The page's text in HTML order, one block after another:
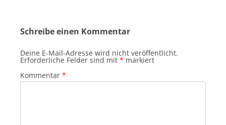
Schreibe einen Kommentar
Deine E-Mail-Adresse wird nicht veröffentlicht.
Erforderliche Felder sind mit * markiert
Kommentar *